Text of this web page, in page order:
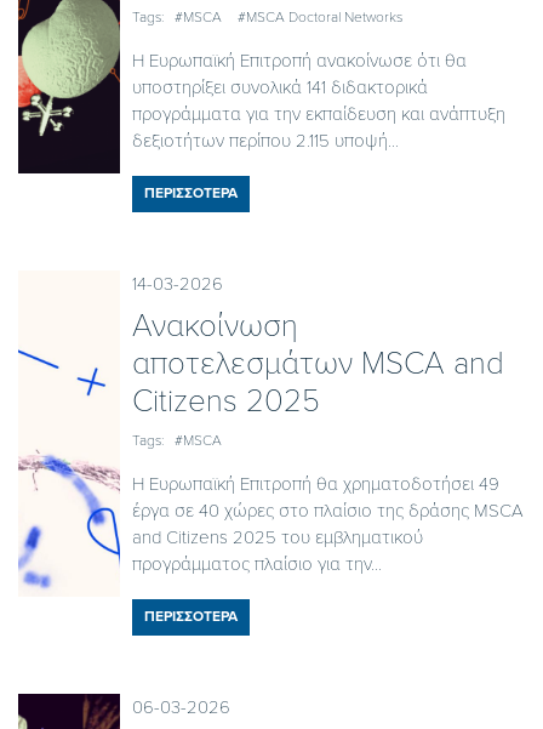
Tags: #MSCA #MSCA Doctoral Networks
Η Ευρωπαϊκή Επιτροπή ανακοίνωσε ότι θα
υποστηρίξει συνολικά 141 διδακτορικά
προγράμματα για την εκπαίδευση και ανάπτυξη
δεξιοτήτων περίπου 2.115 υποψή...
ΠΕΡΙΣΣΟΤΕΡΑ
14-03-2026
Ανακοίνωση
αποτελεσμάτων MSCA and
Citizens 2025
Tags: #MSCA
Η Ευρωπαϊκή Επιτροπή θα χρηματοδοτήσει 49
έργα σε 40 χώρες στο πλαίσιο της δράσης MSCA
and Citizens 2025 του εμβληματικού
προγράμματος πλαίσιο για την...
ΠΕΡΙΣΣΟΤΕΡΑ
06-03-2026